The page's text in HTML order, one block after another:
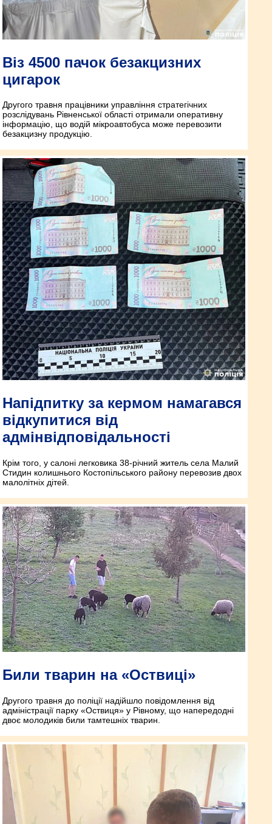
Віз 4500 пачок безакцизних
цигарок
Другого травня працівники управління стратегічних
розслідувань Рівненської області отримали оперативну
інформацію, що водій мікроавтобуса може перевозити
безакцизну продукцію.
Напідпитку за кермом намагався
відкупитися від
адмінвідповідальності
Крім того, у салоні легковика 38-річний житель села Малий
Стидин колишнього Костопільського району перевозив двох
малолітніх дітей.
Били тварин на «Оствиці»
Другого травня до поліції надійшло повідомлення від
адміністрації парку «Оствиця» у Рівному, що напередодні
двоє молодиків били тамтешніх тварин.